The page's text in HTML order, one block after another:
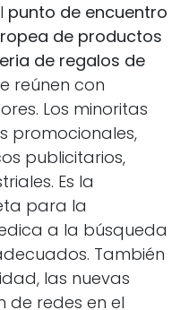
punto de encuentro
de productos
de regalos de
reúnen con
Los minoritas
promocionales,
publicitarios,
Es la
para la
a la búsqueda
También
las nuevas
de redes en el